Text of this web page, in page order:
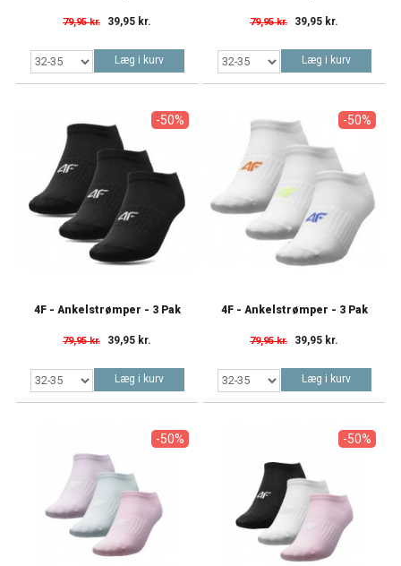
79,95 kr. 39,95 kr.
Læg i kurv
79,95 kr. 39,95 kr.
Læg i kurv
-50%
4F - Ankelstrømper - 3 Pak
79,95 kr. 39,95 kr.
Læg i kurv
-50%
4F - Ankelstrømper - 3 Pak
79,95 kr. 39,95 kr.
Læg i kurv
-50% -50%